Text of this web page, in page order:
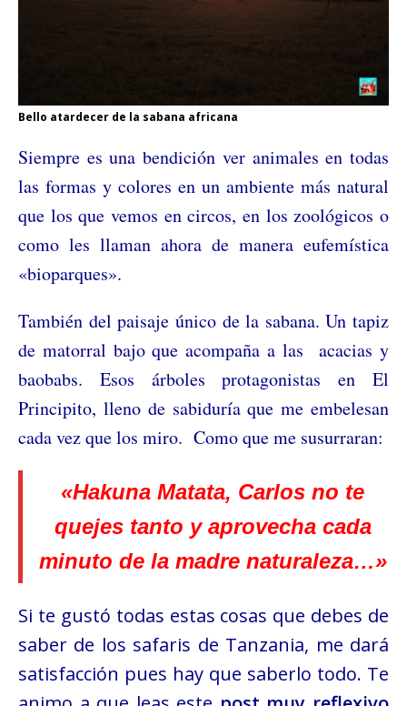
Bello atardecer de la sabana africana
Siempre es una bendición ver animales en todas
las formas y colores en un ambiente más natural
que los que vemos en circos, en los zoológicos o
como les llaman ahora de manera eufemística
«bioparques».
También del paisaje único de la sabana. Un tapiz
de matorral bajo que acompaña a las acacias y
baobabs. Esos árboles protagonistas en El
Principito, lleno de sabiduría que me embelesan
cada vez que los miro. Como que me susurraran:
«Hakuna Matata, Carlos no te
quejes tanto y aprovecha cada
minuto de la madre naturaleza…»
Si te gustó todas estas cosas que debes de
saber de los safaris de Tanzania, me dará
satisfacción pues hay que saberlo todo. Te